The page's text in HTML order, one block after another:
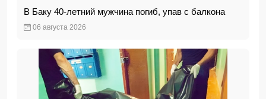
В Баку 40-летний мужчина погиб, упав с балкона
06 августа 2026